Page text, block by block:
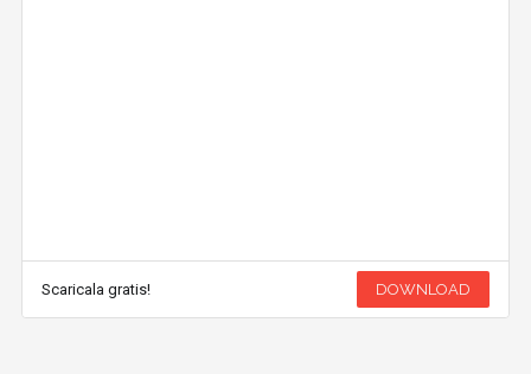
Scaricala gratis! DOWNLOAD